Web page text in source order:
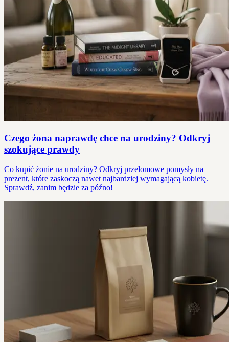
Czego żona naprawdę chce na urodziny? Odkryj
szokujące prawdy
Co kupić żonie na urodziny? Odkryj przełomowe pomysły na
prezent, które zaskoczą nawet najbardziej wymagającą kobietę.
Sprawdź, zanim będzie za późno!